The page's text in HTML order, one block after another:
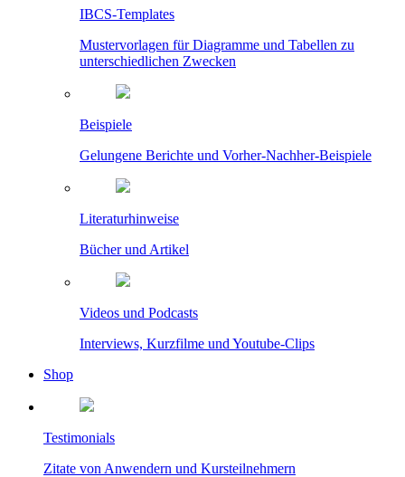
IBCS-Templates
Mustervorlagen für Diagramme und Tabellen zu
unterschiedlichen Zwecken
Beispiele
Gelungene Berichte und Vorher-Nachher-Beispiele
Literaturhinweise
Bücher und Artikel
Videos und Podcasts
Interviews, Kurzfilme und Youtube-Clips
Shop
Testimonials
Zitate von Anwendern und Kursteilnehmern